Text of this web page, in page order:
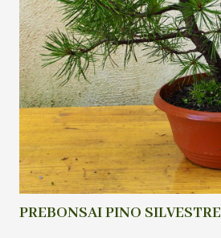
PREBONSAI PINO SILVESTRE